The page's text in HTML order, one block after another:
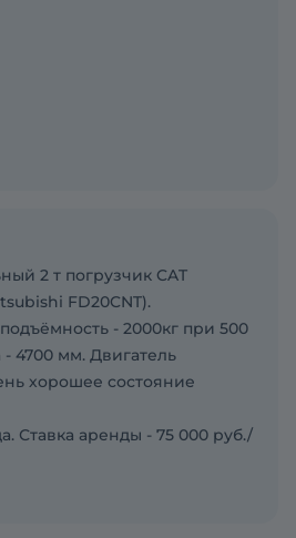
2 т погрузчик CAT
FD20CNT).
- 2000кг при 500
4700 мм. Двигатель
хорошее состояние
Ставка аренды - 75 000 руб./